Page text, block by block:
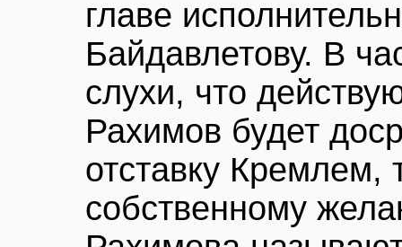
главе
Байдавлетову. В
слухи, что
Рахимов будет
отставку Кремлем,
собственному